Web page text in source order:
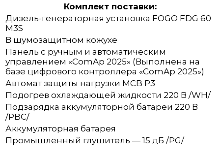
Комплект поставки:
Дизель-генераторная установка FOGO FDG 60
M3S
В шумозащитном кожухе
Панель с ручным и автоматическим
управлением «ComAp 2025» (Выполнена на
базе цифрового контроллера «ComAp 2025»)
Автомат защиты нагрузки MCB P3
Подогрев охлаждающей жидкости 220 В /WH/
Подзарядка аккумуляторной батареи 220 В
/PBC/
Аккумуляторная батарея
Промышленный глушитель — 15 дБ /PG/